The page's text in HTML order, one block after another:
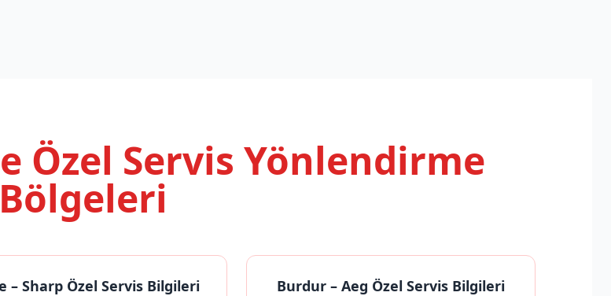
Özel Servis Yönlendirme
Bölgeleri
– Sharp Özel Servis Bilgileri Burdur – Aeg Özel Servis Bilgileri